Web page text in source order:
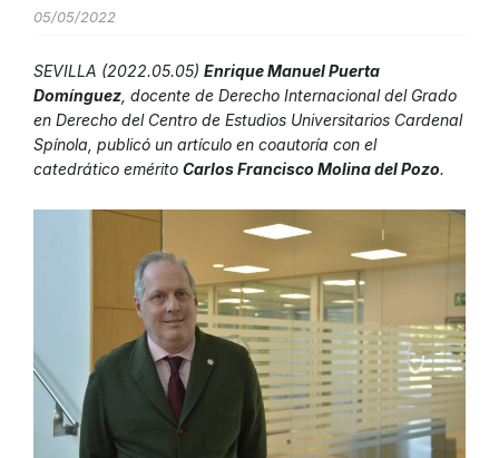
05/05/2022
SEVILLA (2022.05.05) Enrique Manuel Puerta
Domínguez , docente de Derecho Internacional del Grado
en Derecho del Centro de Estudios Universitarios Cardenal
Spínola, publicó un artículo en coautoría con el
catedrático emérito Carlos Francisco Molina del Pozo.